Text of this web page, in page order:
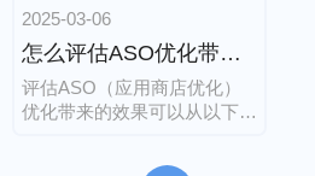
是应用商店优化（ASO，App
Store Optimization）应运而
2025-03-06
怎么评估ASO优化带来的效果？
评估ASO（应用商店优化）
优化带来的效果可以从以下几